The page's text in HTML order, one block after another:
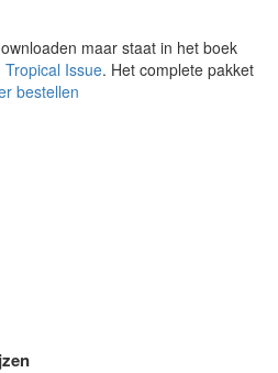
maar staat in het boek
Issue. Het complete pakket
bestellen